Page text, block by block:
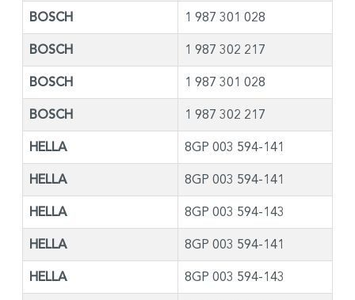
BOSCH 1 987 301 028
BOSCH 1 987 302 217
BOSCH 1 987 301 028
BOSCH 1 987 302 217
HELLA 8GP 003 594-141
HELLA 8GP 003 594-141
HELLA 8GP 003 594-143
HELLA 8GP 003 594-141
HELLA 8GP 003 594-143